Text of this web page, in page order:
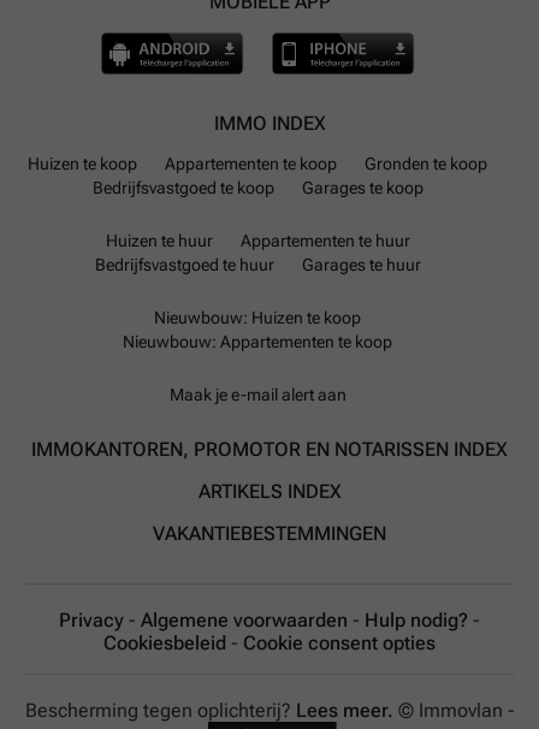
IMMO INDEX
Huizen te koop Appartementen te koop
Gronden te koop
Bedrijfsvastgoed te koop
Garages te koop
Huizen te huur
Appartementen te huur
Bedrijfsvastgoed te huur
Garages te huur
Nieuwbouw: Huizen te koop
Nieuwbouw: Appartementen te koop
Maak je e-mail alert aan
IMMOKANTOREN, PROMOTOR EN NOTARISSEN INDEX
ARTIKELS INDEX
VAKANTIEBESTEMMINGEN
Privacy - Algemene voorwaarden - Hulp nodig? -
Cookiesbeleid - Cookie consent opties
Bescherming tegen oplichterij? Lees meer. © Immovlan -